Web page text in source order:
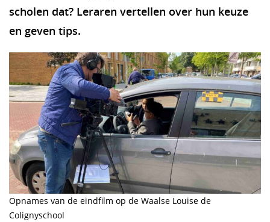
scholen dat? Leraren vertellen over hun keuze
en geven tips.
Opnames van de eindfilm op de Waalse Louise de
Colignyschool